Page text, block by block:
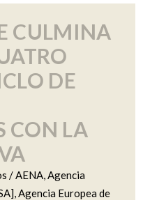
CULMINA
DE
CON LA
/ AENA,Agencia
,Agencia Europea de